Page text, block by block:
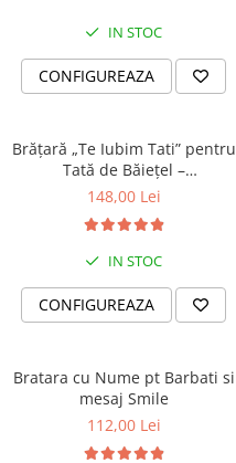
IN STOC
CONFIGUREAZA
Brățară „Te Iubim Tati” pentru
Tată de Băiețel –
Personalizată, Din Piele
148,00 Lei
IN STOC
CONFIGUREAZA
Bratara cu Nume pt Barbati si
mesaj Smile
112,00 Lei